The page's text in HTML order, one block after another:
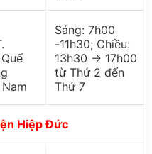
Sáng: 7h00
-11h30; Chiều:
13h30 -> 17h00
từ Thứ 2 đến
Thứ 7
Hiệp Đức